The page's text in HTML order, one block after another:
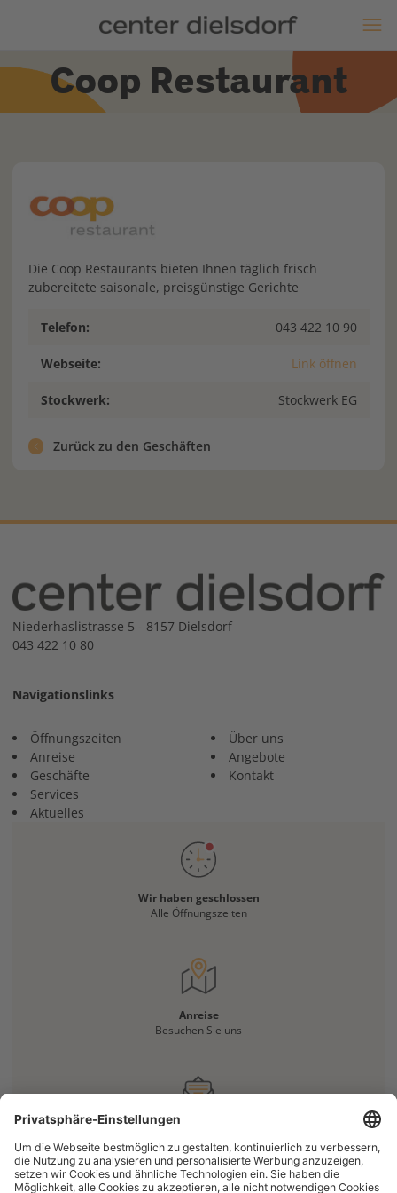
Coop Restaurant
Die Coop Restaurants bieten Ihnen täglich frisch
zubereitete saisonale, preisgünstige Gerichte
Telefon: 043 422 10 90
Webseite: Link öffnen
Stockwerk: Stockwerk EG
Zurück zu den Geschäften
Niederhaslistrasse 5 - 8157 Dielsdorf
043 422 10 80
Navigationslinks
Öffnungszeiten
Anreise
Geschäfte
Services
Aktuelles
Über uns
Angebote
Kontakt
Wir haben geschlossen
Alle Öffnungszeiten
Anreise
Besuchen Sie uns
Kontaktieren Sie uns